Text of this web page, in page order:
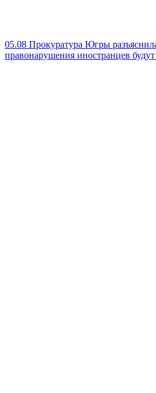
05.08 Прокуратура Югры
правонарушения иностранцев